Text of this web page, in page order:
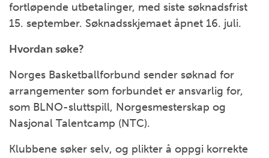
fortløpende utbetalinger, med siste søknadsfrist
15. september. Søknadsskjemaet åpnet 16. juli.
Hvordan søke?
Norges Basketballforbund sender søknad for
arrangementer som forbundet er ansvarlig for,
som BLNO-sluttspill, Norgesmesterskap og
Nasjonal Talentcamp (NTC).
Klubbene søker selv, og plikter å oppgi korrekte